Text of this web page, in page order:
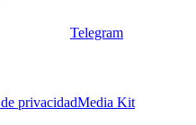
Telegram
privacidadMedia Kit